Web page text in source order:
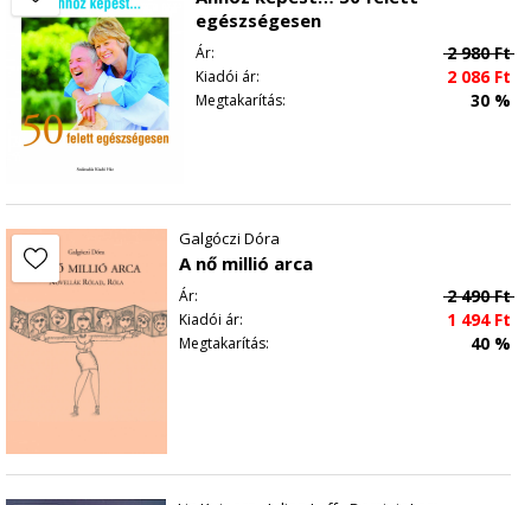
egészségesen
Ár: 2 980Ft
Kiadói ár: 2 086Ft
Megtakarítás: 30 %
Galgóczi Dóra
A nő millió arca
Ár: 2 490Ft
Kiadói ár: 1 494Ft
Megtakarítás: 40 %